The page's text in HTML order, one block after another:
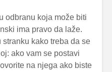
odbranu koja može biti
ima pravo da laže.
kako treba da se
ako vam se postavi
na njega ako biste